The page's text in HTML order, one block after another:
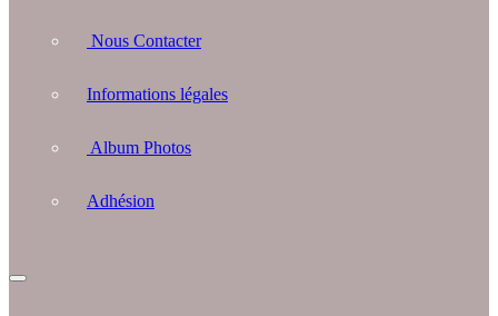
Nous Contacter
Informations légales
Album Photos
Adhésion